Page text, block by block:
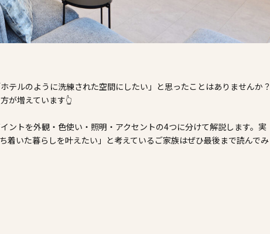
テルのように洗練された空間にしたい」と思ったことはありませんか？
が増えています👆
ントを外観・色使い・照明・アクセントの4つに分けて解説します。実
着いた暮らしを叶えたい」と考えているご家族はぜひ最後まで読んでみ